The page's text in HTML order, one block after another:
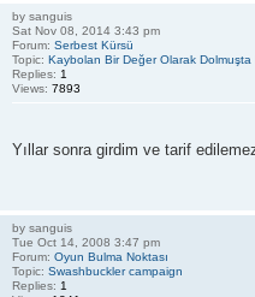
by sanguis
Sat Nov 08, 2014 3:43 pm
Forum: Serbest Kürsü
Topic: Kaybolan Bir Değer Olarak
Replies: 1
Views: 7893
Yıllar sonra girdim ve tarif
by sanguis
Tue Oct 14, 2008 3:47 pm
Forum: Oyun Bulma Noktası
Topic: Swashbuckler campaign
Replies: 1